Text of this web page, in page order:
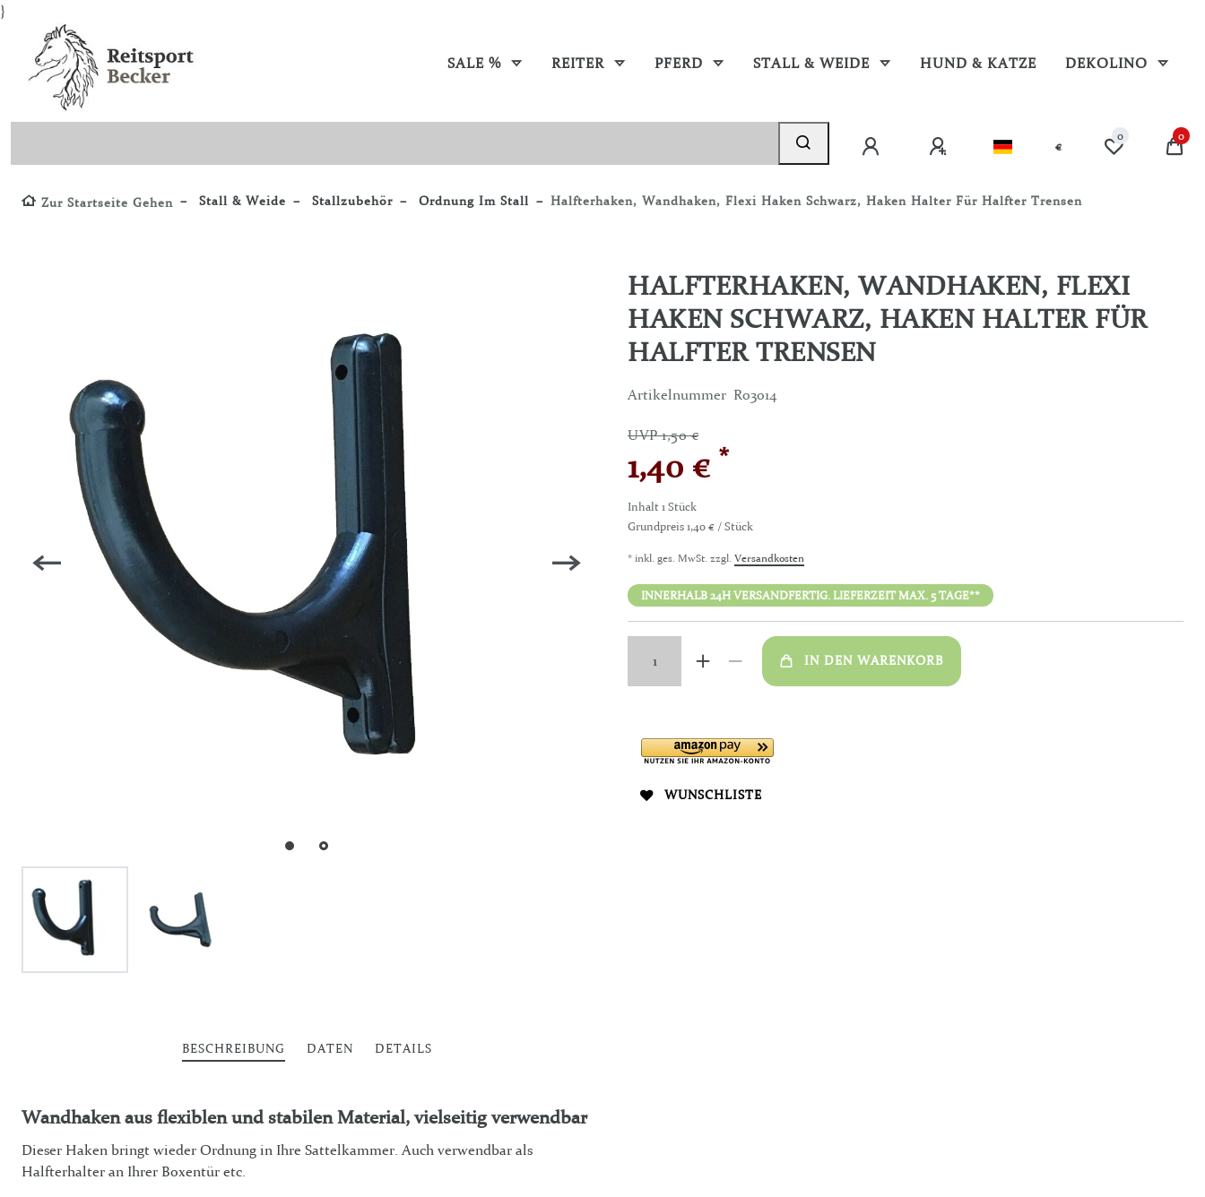
}
SALE % REITER PFERD STALL & WEIDE HUND & KATZE DEKOLINO
€
0 0
Zur Startseite Gehen Stall & Weide Stallzubehör Ordnung Im Stall Halfterhaken, Wandhaken, Flexi Haken Schwarz, Haken Halter Für Halfter Trensen
BESCHREIBUNG DATEN DETAILS
Wandhaken aus flexiblen und stabilen Material, vielseitig verwendbar
Dieser Haken bringt wieder Ordnung in Ihre Sattelkammer. Auch verwendbar als
Halfterhalter an Ihrer Boxentür etc.
HALFTERHAKEN, WANDHAKEN, FLEXI
HAKEN SCHWARZ, HAKEN HALTER FÜR
HALFTER TRENSEN
Artikelnummer R03014
UVP 1,50 €
1,40 € *
Inhalt1 Stück
Grundpreis1,40 € / Stück
* inkl. ges. MwSt. zzgl. Versandkosten
INNERHALB 24H VERSANDFERTIG. LIEFERZEIT MAX. 5 TAGE**
IN DEN WARENKORB
WUNSCHLISTE